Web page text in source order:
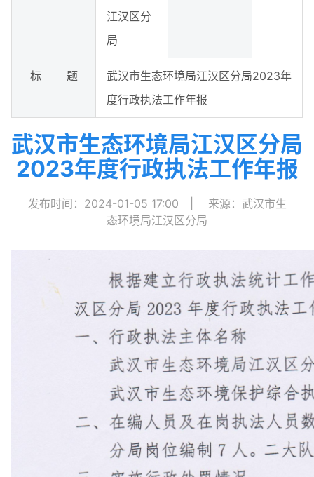
江汉区分
局
标 题
武汉市生态环境局江汉区分局2023年
度行政执法工作年报
武汉市生态环境局江汉区分局
2023年度行政执法工作年报
发布时间：2024-01-05 17:00
来源：武汉市生
态环境局江汉区分局